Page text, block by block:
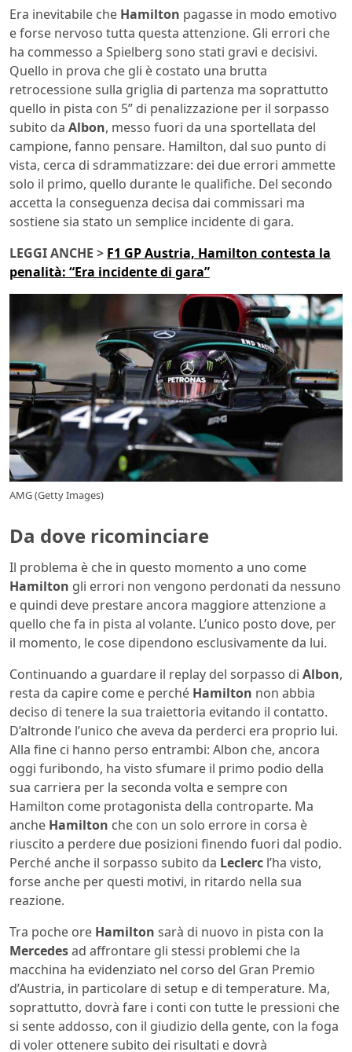
Era inevitabile che Hamilton pagasse in modo emotivo
e forse nervoso tutta questa attenzione. Gli errori che
ha commesso a Spielberg sono stati gravi e decisivi.
Quello in prova che gli è costato una brutta
retrocessione sulla griglia di partenza ma soprattutto
quello in pista con 5” di penalizzazione per il sorpasso
subito da Albon, messo fuori da una sportellata del
campione, fanno pensare. Hamilton, dal suo punto di
vista, cerca di sdrammatizzare: dei due errori ammette
solo il primo, quello durante le qualifiche. Del secondo
accetta la conseguenza decisa dai commissari ma
sostiene sia stato un semplice incidente di gara.
LEGGI ANCHE > F1 GP Austria, Hamilton contesta la
penalità: “Era incidente di gara”
AMG (Getty Images)
Da dove ricominciare
Il problema è che in questo momento a uno come
Hamilton gli errori non vengono perdonati da nessuno
e quindi deve prestare ancora maggiore attenzione a
quello che fa in pista al volante. L’unico posto dove, per
il momento, le cose dipendono esclusivamente da lui.
Continuando a guardare il replay del sorpasso di Albon,
resta da capire come e perché Hamilton non abbia
deciso di tenere la sua traiettoria evitando il contatto.
D’altronde l’unico che aveva da perderci era proprio lui.
Alla fine ci hanno perso entrambi: Albon che, ancora
oggi furibondo, ha visto sfumare il primo podio della
sua carriera per la seconda volta e sempre con
Hamilton come protagonista della controparte. Ma
anche Hamilton che con un solo errore in corsa è
riuscito a perdere due posizioni finendo fuori dal podio.
Perché anche il sorpasso subito da Leclerc l’ha visto,
forse anche per questi motivi, in ritardo nella sua
reazione.
Tra poche ore Hamilton sarà di nuovo in pista con la
Mercedesad affrontare gli stessi problemi che la
macchina ha evidenziato nel corso del Gran Premio
d’Austria, in particolare di setup e di temperature. Ma,
soprattutto, dovrà fare i conti con tutte le pressioni che
si sente addosso, con il giudizio della gente, con la foga
di voler ottenere subito dei risultati e dovrà